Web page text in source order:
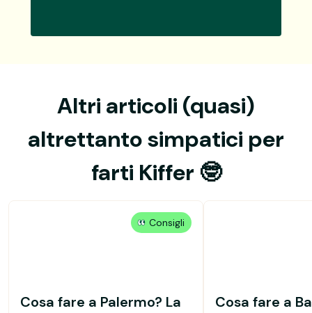
Altri articoli (quasi)
altrettanto simpatici per
farti Kiffer 🤓
Consigli
Cosa fare a Palermo? La
Cosa fare a